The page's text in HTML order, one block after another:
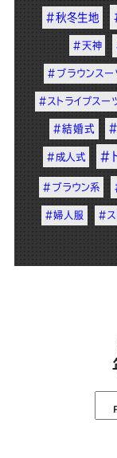
#秋冬生地
#天神
#ブラウンスー
#ストライプスー
#結婚式
#成人式 #
#ブラウン系
#婦人服 #ス